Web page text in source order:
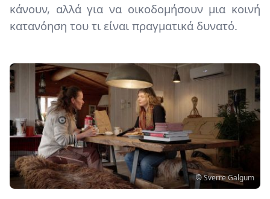
κάνουν, αλλά για να οικοδομήσουν μια κοινή
κατανόηση του τι είναι πραγματικά δυνατό.
Image
Copyright
© Sverre Galgum